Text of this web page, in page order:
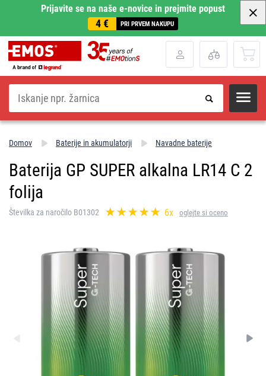
Prijavite se na naše e-novice in prejmite popust
4 € PRI PRVEM NAKUPU
Iskanje
Domov Baterije in akumulatorji Navadne baterije
Baterija GP SUPER alkalna LR14 C 2
folija
Številka za naročilo B01302 6x oglejte si oceno